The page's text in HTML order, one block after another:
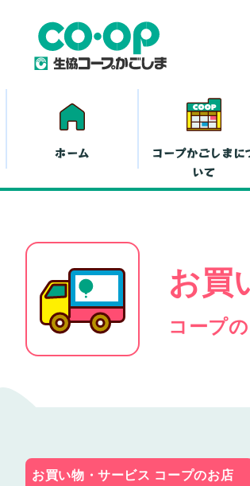
ホーム
コープかごしまに
いて
家計
まつ
お買
コープ
お買い物・サービス コープのお店